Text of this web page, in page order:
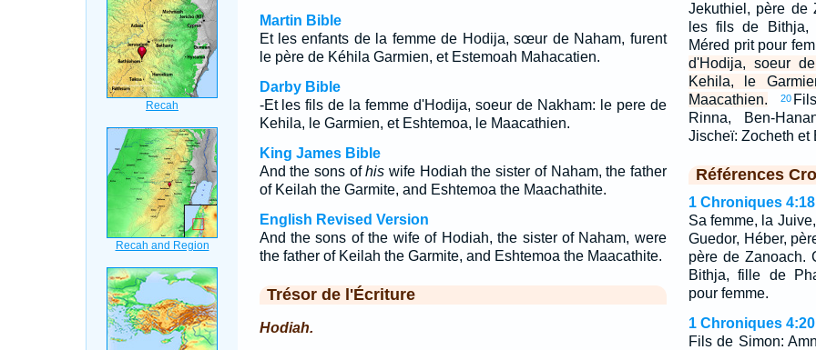
Martin Bible
Et les enfants de la femme de Hodija, sœur de Naham, furent
le père de Kéhila Garmien, et Estemoah Mahacatien.
Darby Bible
-Et les fils de la femme d'Hodija, soeur de Nakham: le pere de
Kehila, le Garmien, et Eshtemoa, le Maacathien.
King James Bible
And the sons ofhis wife Hodiah the sister of Naham, the father
of Keilah the Garmite, and Eshtemoa the Maachathite.
English Revised Version
And the sons of the wife of Hodiah, the sister of Naham, were
the father of Keilah the Garmite, and Eshtemoa the Maacathite.
Trésor de l'Écriture
Hodiah.
Jekuthiel, père de
les fils de Bithja,
Méred prit pour
d'Hodija, soeur
Kehila, le
Maacathien.
20
Rinna, Ben-
Jischeï: Zocheth et
Références
1 Chroniques 4:18
Sa femme, la
Guedor, Héber,
père de Zanoach.
Bithja, fille de
pour femme.
1 Chroniques 4:20
Fils de Simon: